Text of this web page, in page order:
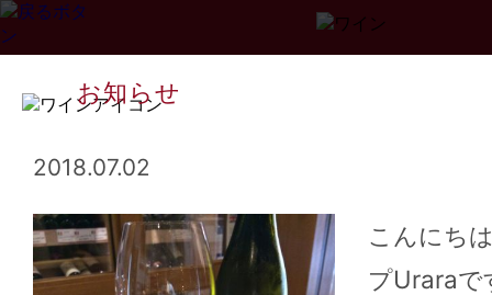
お知らせ
2018.07.02
こんにち
プUraraで